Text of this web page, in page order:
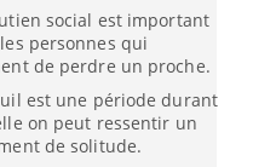
social est important
personnes qui
de perdre un proche.
est une période durant
on peut ressentir un
de solitude.